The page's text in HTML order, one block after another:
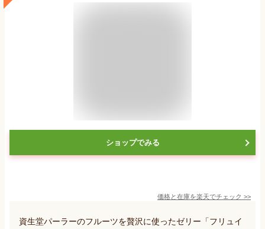
ショップでみる
価格と在庫を楽天でチェック >>
資生堂パーラーのフルーツを贅沢に使ったゼリー「フリュイ